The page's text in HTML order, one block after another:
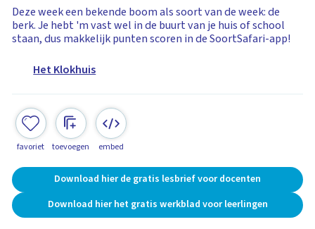
Deze week een bekende boom als soort van de week: de
berk. Je hebt 'm vast wel in de buurt van je huis of school
staan, dus makkelijk punten scoren in de SoortSafari-app!
Het Klokhuis
favoriet toevoegen embed
Download hier de gratis lesbrief voor docenten
Download hier het gratis werkblad voor leerlingen